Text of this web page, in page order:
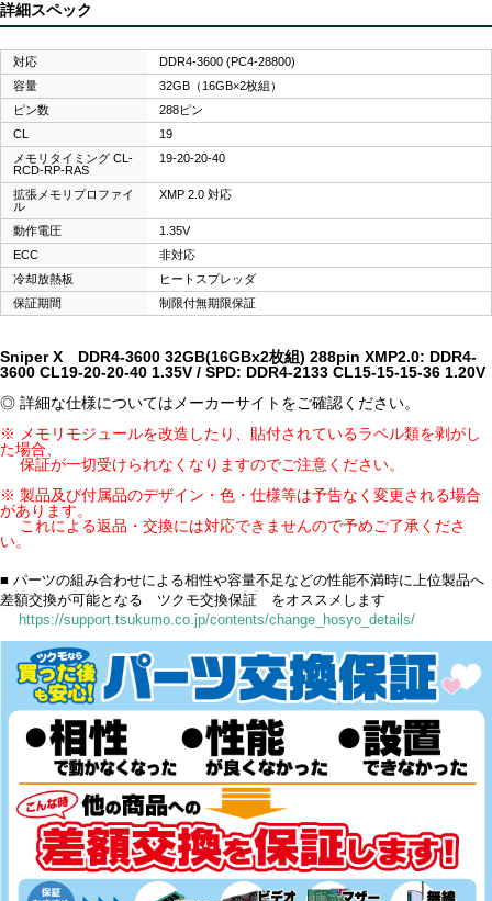
詳細スペック
対応
DDR4-3600 (PC4-28800)
容量
32GB（16GB×2枚組）
ピン数
288ピン
CL
19
メモリタイミング CL-
RCD-RP-RAS
19-20-20-40
拡張メモリプロファイ
ル
XMP 2.0 対応
動作電圧
1.35V
ECC
非対応
冷却放熱板
ヒートスプレッダ
保証期間
制限付無期限保証
Sniper X DDR4-3600 32GB(16GBx2枚組) 288pin XMP2.0: DDR4-
3600 CL19-20-20-40 1.35V / SPD: DDR4-2133 CL15-15-15-36 1.20V
◎ 詳細な仕様についてはメーカーサイトをご確認ください。
※ メモリモジュールを改造したり、貼付されているラベル類を剥がし
た場合、
保証が一切受けられなくなりますのでご注意ください。
※ 製品及び付属品のデザイン・色・仕様等は予告なく変更される場合
があります。
これによる返品・交換には対応できませんので予めご了承くださ
い。
■ パーツの組み合わせによる相性や容量不足などの性能不満時に上位製品へ
差額交換が可能となる ツクモ交換保証 をオススメします
https://support.tsukumo.co.jp/contents/change_hosyo_details/